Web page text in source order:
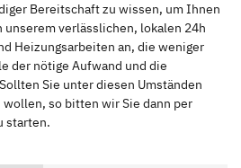
Bereitschaft zu wissen, um Ihnen
verlässlichen, lokalen 24h
Heizungsarbeiten an, die weniger
der nötige Aufwand und die
Sie unter diesen Umständen
so bitten wir Sie dann per
starten.